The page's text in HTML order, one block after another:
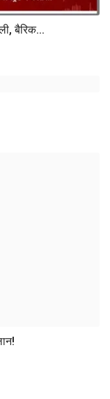
बैरिक...